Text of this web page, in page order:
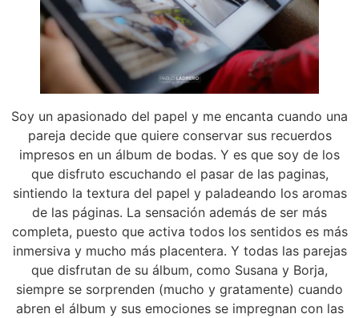
Soy un apasionado del papel y me encanta cuando una
pareja decide que quiere conservar sus recuerdos
impresos en un álbum de bodas. Y es que soy de los
que disfruto escuchando el pasar de las paginas,
sintiendo la textura del papel y paladeando los aromas
de las páginas. La sensación además de ser más
completa, puesto que activa todos los sentidos es más
inmersiva y mucho más placentera. Y todas las parejas
que disfrutan de su álbum, como Susana y Borja,
siempre se sorprenden (mucho y gratamente) cuando
abren el álbum y sus emociones se impregnan con las